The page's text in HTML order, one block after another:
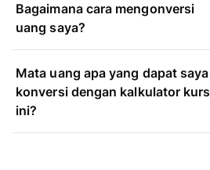
Bagaimana cara mengonversi
uang saya?
Mata uang apa yang dapat saya
konversi dengan kalkulator kurs
ini?